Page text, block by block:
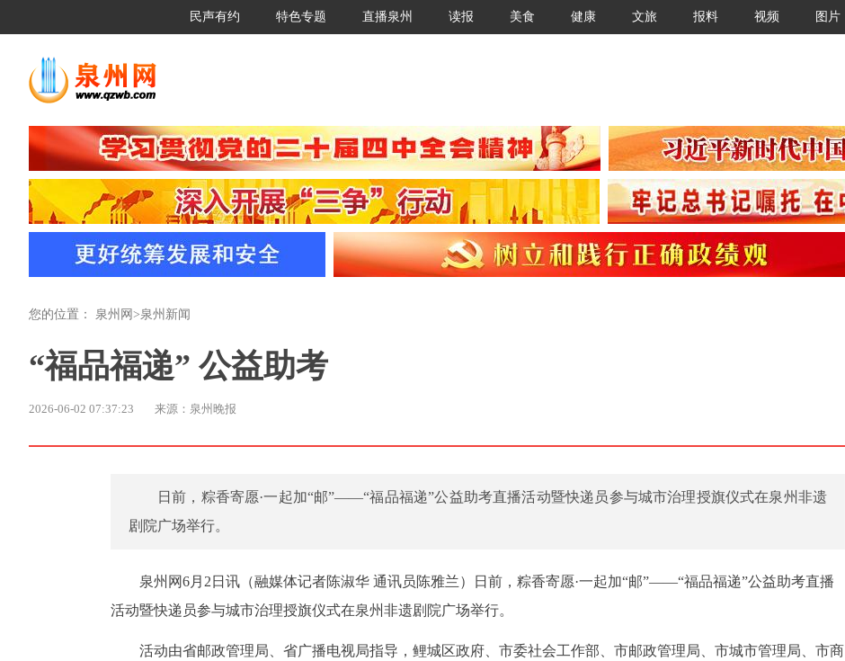
民声有约 特色专题 直播泉州 读报 美食 健康 文旅 报料 视频 图片
您的位置： 泉州网 >泉州新闻
“福品福递” 公益助考
2026-06-02 07:37:23 来源：泉州晚报
日前，粽香寄愿·一起加“邮”——“福品福递”公益助考直播活动暨快递员参与城市治理授旗仪式在泉州非遗
剧院广场举行。
泉州网6月2日讯（融媒体记者陈淑华 通讯员陈雅兰）日前，粽香寄愿·一起加“邮”——“福品福递”公益助考直播
活动暨快递员参与城市治理授旗仪式在泉州非遗剧院广场举行。
活动由省邮政管理局、省广播电视局指导，鲤城区政府、市委社会工作部、市邮政管理局、市城市管理局、市商